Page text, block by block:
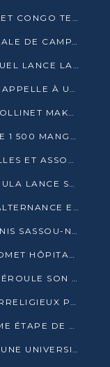
DROITS DES FEMMES : AGL CONGO ET CONGO TERMINAL METTENT EN AVANT LE LEADERSHIP FÉMININ
GOMA TSÉ-TSÉ : LA DIRECTION LOCALE DE CAMPAGNE INTENSIFIE LA SENSIBILISATION DANS LES VILLAGES
MAKOUA : DELPHINE ÉDITH EMMANUEL LANCE LA CAMPAGNE POUR DENIS SASSOU-N’GUESSO
À MAKÉLÉKÉLÉ 1, LANDRY KOLELAS APPELLE À UNE MOBILISATION MASSIVE EN FAVEUR DE DENIS SASSOU-N’GUESSO
PRÉSIDENTIELLE 2026 : ANATOLE COLLINET MAKOSSO DÉFEND LE PROJET DE SOCIÉTÉ DE DENIS SASSOU NGUESSO
ENVIRONNEMENT : MAURICE PLANTE 1 500 MANGROVES POUR HONORER WANGARI MAATHAI
PRÉSIDENTIELLE 2026 : LES MUTUELLES ET ASSOCIATIONS S’IMPLIQUENT DANS LA CAMPAGNE ÉLECTORALE À TIÉ-TIÉ 2 (POINTE-NOIRE)
PRÉSIDENTIELLE 2026 : DAVE MAFOULA LANCE SA « VAGUE DU NOUVEAU DÉPART » À IMPFONDO
OYO : DESTIN GAVET APPELLE À L’ALTERNANCE ET À LA RESPONSABILITÉ DE LA JEUNESSE
PRÉSIDENTIELLE 2026 : À SIBITI, DENIS SASSOU-N’GUESSO PARIE SUR LES RESSOURCES DE LA LEKOUMOU
À EWO, DESTIN GAVET ELENGO PROMET HÔPITAL, CHEMIN DE FER ET AUDIT DES FINANCES PUBLIQUES
À OWANDO, LE CANDIDAT DU MR DÉROULE SON PROGRAMME DE “CHANGEMENT”
PRÉSIDENTIELLE 2026 : CULTE INTERRELIGIEUX POUR LA PAIX À OUENZÉ
DOLISIE EN BLEU POUR LA DEUXIÈME ÉTAPE DE CAMPAGNE DE DSN
À OUESSO, DESTIN GAVET PROMET UNE UNIVERSITÉ POUR LA SANGHA